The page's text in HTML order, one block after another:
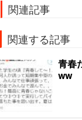
関連記事
関連する記事
青春
ww